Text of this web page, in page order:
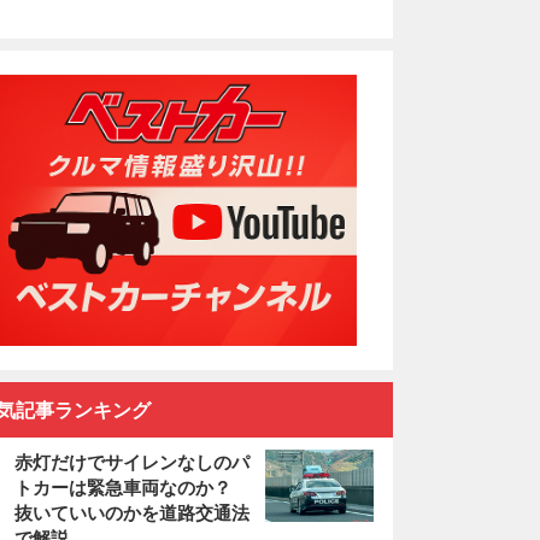
記事ランキング
赤灯だけでサイレンなしのパ
トカーは緊急車両なのか？
抜いていいのかを道路交通法